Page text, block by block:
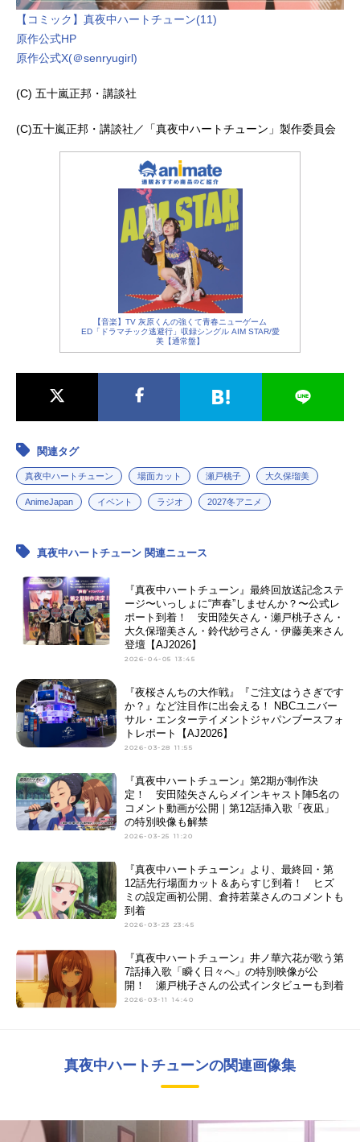
【コミック】真夜中ハートチューン(11)
原作公式HP
原作公式X(＠senryugirl)
(C) 五十嵐正邦・講談社
(C)五十嵐正邦・講談社／「真夜中ハートチューン」製作委員会
【音楽】TV 灰原くんの強くて青春ニューゲーム
ED「ドラマチック逃避行」収録シングル AIM STAR/愛
美【通常盤】
関連タグ
真夜中ハートチューン 場面カット 瀬戸桃子 大久保瑠美
AnimeJapan イベント ラジオ 2027冬アニメ
真夜中ハートチューン 関連ニュース
『真夜中ハートチューン』最終回放送記念ステ
ージ〜いっしょに“声春”しませんか？〜公式レ
ポート到着！ 安田陸矢さん・瀬戸桃子さん・
大久保瑠美さん・鈴代紗弓さん・伊藤美来さん
登壇【AJ2026】
2026-04-05 13:45
『夜桜さんちの大作戦』『ご注文はうさぎです
か？』など注目作に出会える！ NBCユニバー
サル・エンターテイメントジャパンブースフォ
トレポート【AJ2026】
2026-03-28 11:55
『真夜中ハートチューン』第2期が制作決
定！ 安田陸矢さんらメインキャスト陣5名の
コメント動画が公開｜第12話挿入歌「夜凪」
の特別映像も解禁
2026-03-25 11:20
『真夜中ハートチューン』より、最終回・第
12話先行場面カット＆あらすじ到着！ ヒズ
ミの設定画初公開、倉持若菜さんのコメントも
到着
2026-03-23 23:45
『真夜中ハートチューン』井ノ華六花が歌う第
7話挿入歌「瞬く日々へ」の特別映像が公
開！ 瀬戸桃子さんの公式インタビューも到着
2026-03-11 14:40
真夜中ハートチューンの関連画像集